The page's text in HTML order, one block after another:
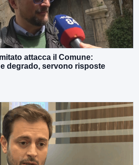
attacca il Comune:
degrado, servono risposte